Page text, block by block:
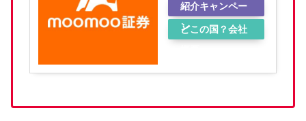
紹介キャンペー
ン
どこの国？会社